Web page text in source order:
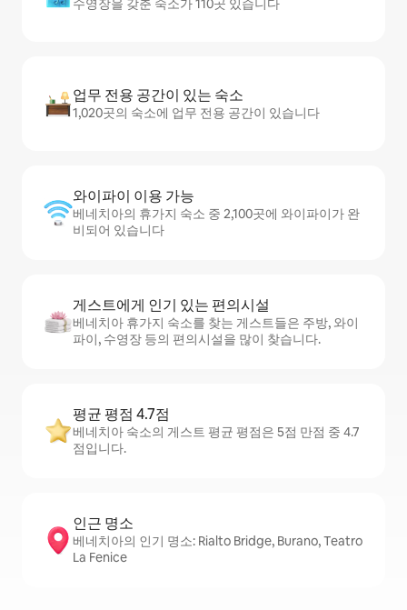
수영장을 갖춘 숙소가 110곳 있습니다
업무 전용 공간이 있는 숙소
1,020곳의 숙소에 업무 전용 공간이 있습니다
와이파이 이용 가능
베네치아의 휴가지 숙소 중 2,100곳에 와이파이가 완
비되어 있습니다
게스트에게 인기 있는 편의시설
베네치아 휴가지 숙소를 찾는 게스트들은 주방, 와이
파이, 수영장 등의 편의시설을 많이 찾습니다.
평균 평점 4.7점
베네치아 숙소의 게스트 평균 평점은 5점 만점 중 4.7
점입니다.
인근 명소
베네치아의 인기 명소: Rialto Bridge, Burano, Teatro
La Fenice